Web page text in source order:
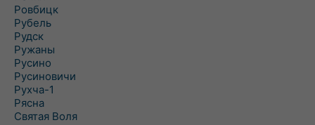
Ровбицк
Рубель
Рудск
Ружаны
Русино
Русиновичи
Рухча-1
Рясна
Святая Воля